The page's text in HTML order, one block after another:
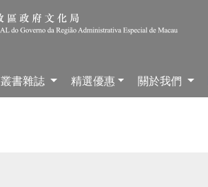
叢書雜誌 精選優惠 關於我們